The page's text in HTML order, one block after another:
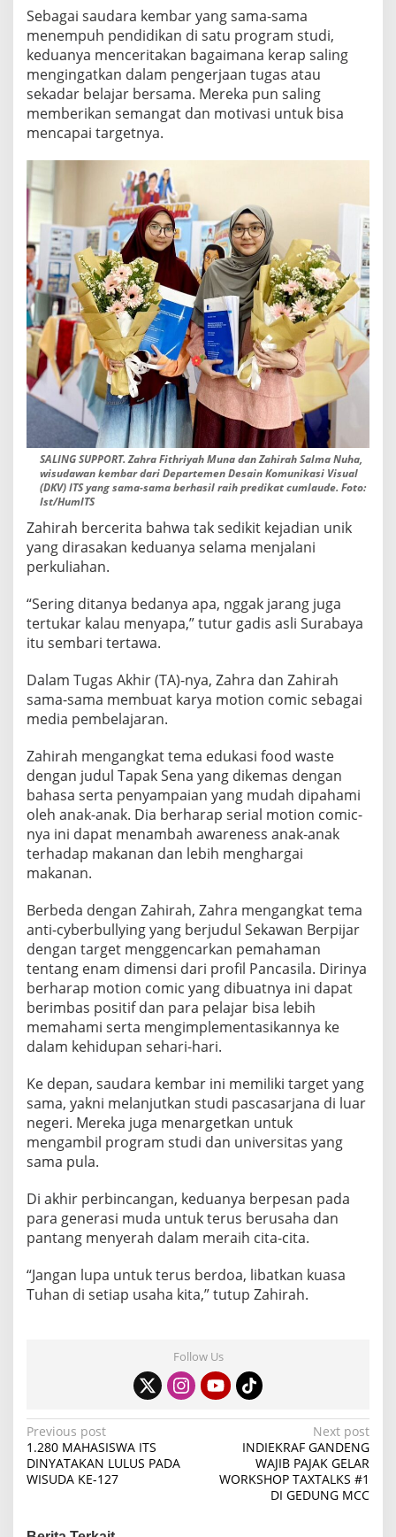
Sebagai saudara kembar yang sama-sama
menempuh pendidikan di satu program studi,
keduanya menceritakan bagaimana kerap saling
mengingatkan dalam pengerjaan tugas atau
sekadar belajar bersama. Mereka pun saling
memberikan semangat dan motivasi untuk bisa
mencapai targetnya.
SALING SUPPORT. Zahra Fithriyah Muna dan Zahirah Salma Nuha,
wisudawan kembar dari Departemen Desain Komunikasi Visual
(DKV) ITS yang sama-sama berhasil raih predikat cumlaude. Foto:
Ist/HumITS
Zahirah bercerita bahwa tak sedikit kejadian unik
yang dirasakan keduanya selama menjalani
perkuliahan.
“Sering ditanya bedanya apa, nggak jarang juga
tertukar kalau menyapa,” tutur gadis asli Surabaya
itu sembari tertawa.
Dalam Tugas Akhir (TA)-nya, Zahra dan Zahirah
sama-sama membuat karya motion comic sebagai
media pembelajaran.
Zahirah mengangkat tema edukasi food waste
dengan judul Tapak Sena yang dikemas dengan
bahasa serta penyampaian yang mudah dipahami
oleh anak-anak. Dia berharap serial motion comic-
nya ini dapat menambah awareness anak-anak
terhadap makanan dan lebih menghargai
makanan.
Berbeda dengan Zahirah, Zahra mengangkat tema
anti-cyberbullying yang berjudul Sekawan Berpijar
dengan target menggencarkan pemahaman
tentang enam dimensi dari profil Pancasila. Dirinya
berharap motion comic yang dibuatnya ini dapat
berimbas positif dan para pelajar bisa lebih
memahami serta mengimplementasikannya ke
dalam kehidupan sehari-hari.
Ke depan, saudara kembar ini memiliki target yang
sama, yakni melanjutkan studi pascasarjana di luar
negeri. Mereka juga menargetkan untuk
mengambil program studi dan universitas yang
sama pula.
Di akhir perbincangan, keduanya berpesan pada
para generasi muda untuk terus berusaha dan
pantang menyerah dalam meraih cita-cita.
“Jangan lupa untuk terus berdoa, libatkan kuasa
Tuhan di setiap usaha kita,” tutup Zahirah.
Follow Us
P
o
s
Previous post
1.280 MAHASISWA ITS
DINYATAKAN LULUS PADA
WISUDA KE-127
Next post
INDIEKRAF GANDENG
WAJIB PAJAK GELAR
WORKSHOP TAXTALKS #1
DI GEDUNG MCC